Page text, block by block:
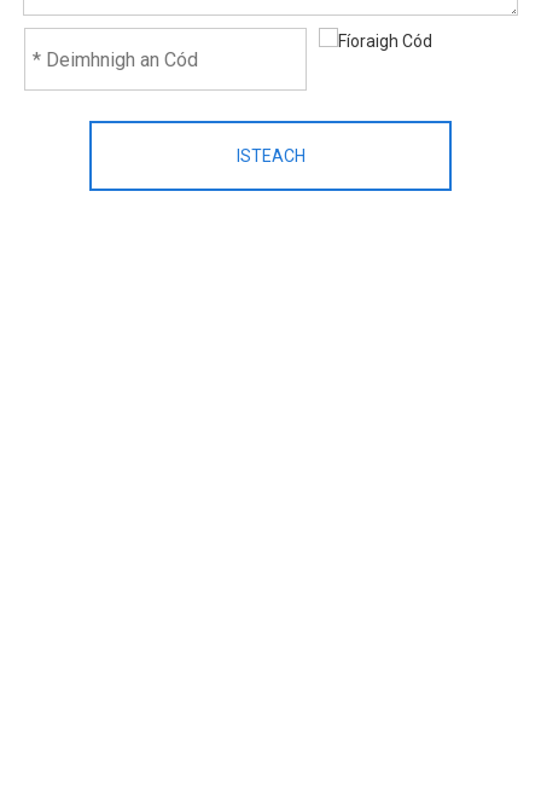
ISTEACH